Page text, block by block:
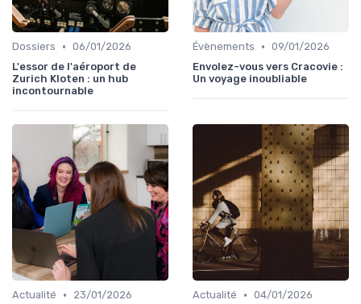
Dossiers • 06/01/2026
L'essor de l'aéroport de
Zurich Kloten : un hub
incontournable
Évènements • 09/01/2026
Envolez-vous vers Cracovie :
Un voyage inoubliable
Actualité •
23/01/2026
Actualité • 04/01/2026